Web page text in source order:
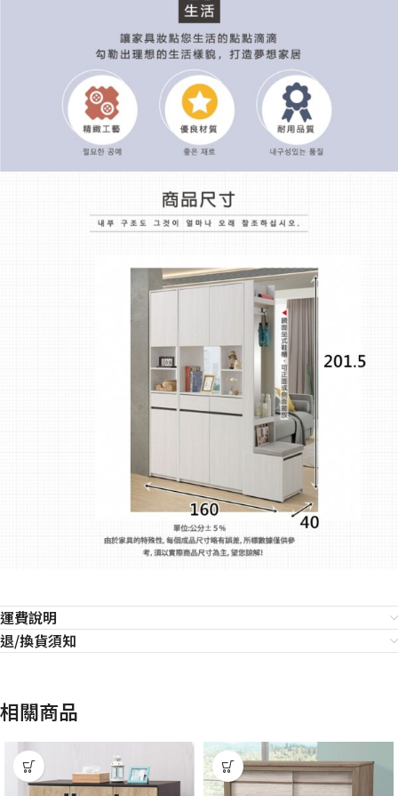
運費說明
退/換貨須知
相關商品